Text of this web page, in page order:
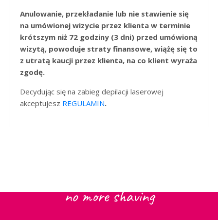
Anulowanie, przekładanie lub nie stawienie się
na umówionej wizycie przez klienta w terminie
krótszym niż 72 godziny (3 dni) przed umówioną
wizytą, powoduje straty finansowe, wiążę się to
z utratą kaucji przez klienta, na co klient wyraża
zgodę.
Decydując się na zabieg depilacji laserowej
akceptujesz REGULAMIN.
no more shaving